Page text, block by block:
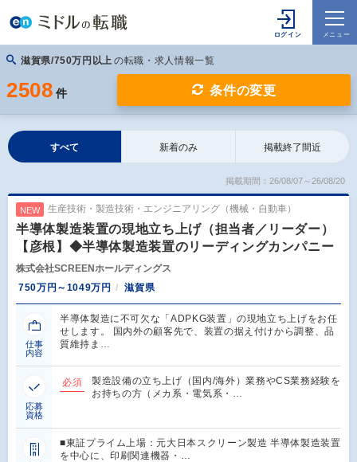
滋賀県/750万円以上 の転職・求人情報一覧
2508 件 条件の変更
すべて 新着のみ 掲載終了間近
掲載期間：26/08/07～26/08/20
NEW 生産技術・製造技術・エンジニアリング（機械・自動車）
半導体製造装置の現地立ち上げ（担当者／リーダー）
【彦根】◆半導体製造装置のリーディングカンパニー
株式会社SCREENホールディングス
750万円～1049万円
滋賀県
仕事
内容
半導体製造に不可欠な「ADPKG装置」の現地立ち上げをお任
せします。 国内外の顧客先で、装置の据え付けから調整、品
質維持ま…
応募
資格
必須
製造設備の立ち上げ（国内/海外）業務やCS業務経験を
お持ちの方（メカ系・電気系・…
■東証プライム上場：元大日本スクリーン製造 半導体製造装置
を中心に、印刷関連機器・…